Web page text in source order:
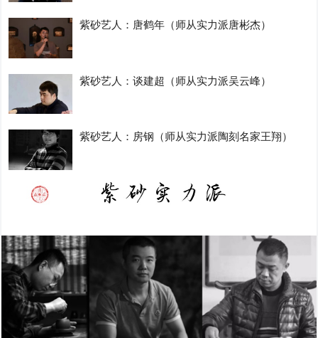
紫砂艺人：唐鹤年（师从实力派唐彬杰）
紫砂艺人：谈建超（师从实力派吴云峰）
紫砂艺人：房钢（师从实力派陶刻名家王翔）